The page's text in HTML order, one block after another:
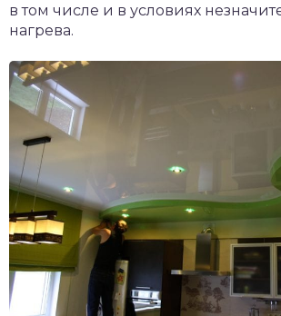
в том числе и в условиях
нагрева.